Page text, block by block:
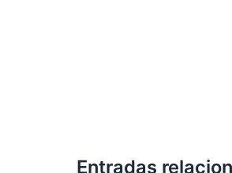
Entradas